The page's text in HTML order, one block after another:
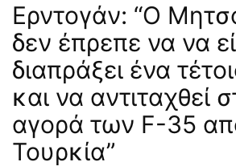
Ερντογάν: “Ο
δεν έπρεπε να να
διαπράξει ένα
και να αντιταχθεί
αγορά των F-35
Τουρκία”